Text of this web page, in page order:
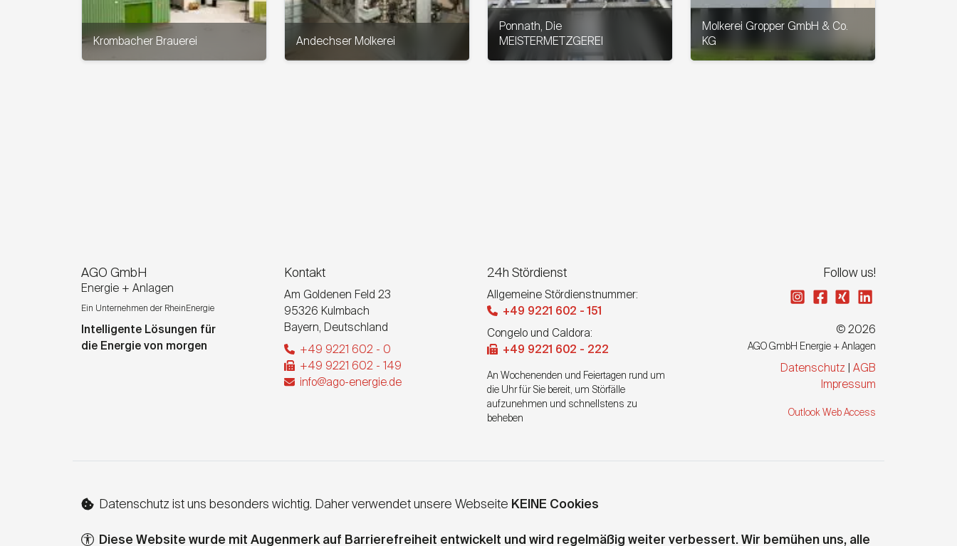
Krombacher Brauerei Andechser Molkerei
Ponnath, Die
MEISTERMETZGEREI
Molkerei Gropper GmbH & Co.
KG
AGO GmbH
Energie + Anlagen
Ein Unternehmen der RheinEnergie
Intelligente Lösungen für
die Energie von morgen
Kontakt
Am Goldenen Feld 23
95326 Kulmbach
Bayern, Deutschland
+49 9221 602 - 0
+49 9221 602 - 149
info@ago-energie.de
24h Stördienst
Allgemeine Stördienstnummer:
+49 9221 602 - 151
Congelo und Caldora:
+49 9221 602 - 222
An Wochenenden und Feiertagen rund um
die Uhr für Sie bereit, um Störfälle
aufzunehmen und schnellstens zu
beheben
Follow us!
© 2026
AGO GmbH Energie + Anlagen
Datenschutz
AGB
Impressum
Outlook Web Access
Datenschutz ist uns besonders wichtig. Daher verwendet unsere Webseite KEINE Cookies
Diese Website wurde mit Augenmerk auf Barrierefreiheit entwickelt und wird regelmäßig weiter verbessert. Wir bemühen uns, alle